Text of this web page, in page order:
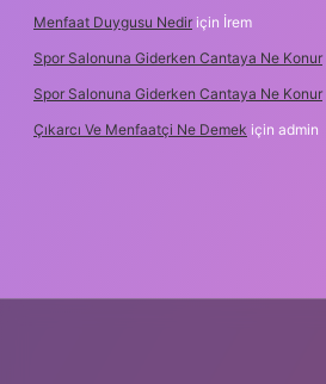
Menfaat Duygusu Nedir için İrem
Spor Salonuna Giderken Cantaya Ne Konur
Spor Salonuna Giderken Cantaya Ne Konur
Çıkarcı Ve Menfaatçi Ne Demek için admin